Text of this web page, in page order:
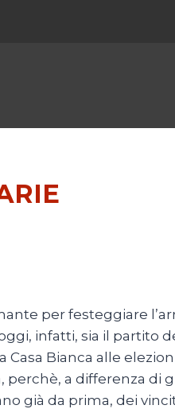
per festeggiare
infatti, sia il
Bianca alle
a differenza di
già da prima, dei